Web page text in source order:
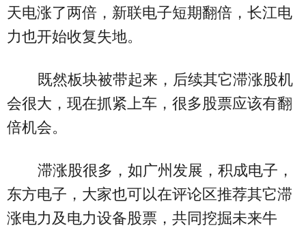
天电涨了两倍，新联电子短期翻倍，长江电
力也开始收复失地。
既然板块被带起来，后续其它滞涨股机
会很大，现在抓紧上车，很多股票应该有翻
倍机会。
滞涨股很多，如广州发展，积成电子，
东方电子，大家也可以在评论区推荐其它滞
涨电力及电力设备股票，共同挖掘未来牛